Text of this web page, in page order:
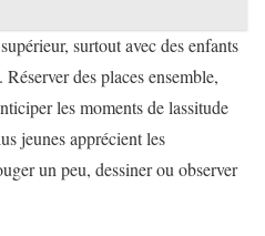
surtout avec des enfants
des places ensemble,
les moments de lassitude
jeunes apprécient les
un peu, dessiner ou observer